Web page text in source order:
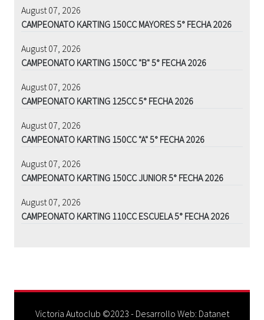
August 07, 2026
CAMPEONATO KARTING 150CC MAYORES 5° FECHA 2026
August 07, 2026
CAMPEONATO KARTING 150CC "B" 5° FECHA 2026
August 07, 2026
CAMPEONATO KARTING 125CC 5° FECHA 2026
August 07, 2026
CAMPEONATO KARTING 150CC "A" 5° FECHA 2026
August 07, 2026
CAMPEONATO KARTING 150CC JUNIOR 5° FECHA 2026
August 07, 2026
CAMPEONATO KARTING 110CC ESCUELA 5° FECHA 2026
Victoria Autoclub ©2023 - Desarrollo Web: Datanet